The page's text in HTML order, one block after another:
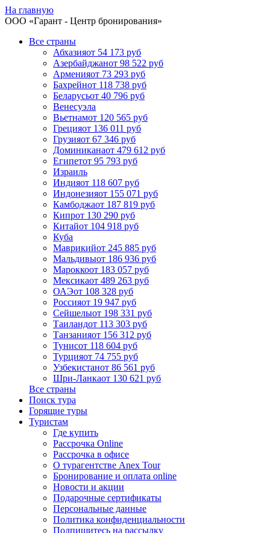
На главную
ООО «Гарант - Центр бронирования»
Все страны
Абхазияот 54 173 руб
Азербайджанот 98 522 руб
Арменияот 73 293 руб
Бахрейнот 118 738 руб
Беларусьот 40 796 руб
Венесуэла
Вьетнамот 120 565 руб
Грецияот 136 011 руб
Грузияот 67 346 руб
Доминиканаот 479 612 руб
Египетот 95 793 руб
Израиль
Индияот 118 607 руб
Индонезияот 155 071 руб
Камбоджаот 187 819 руб
Кипрот 130 290 руб
Китайот 104 918 руб
Куба
Маврикийот 245 885 руб
Мальдивыот 186 936 руб
Мароккоот 183 057 руб
Мексикаот 489 263 руб
ОАЭот 108 328 руб
Россияот 19 947 руб
Сейшелыот 198 331 руб
Таиландот 113 303 руб
Танзанияот 156 312 руб
Тунисот 118 604 руб
Турцияот 74 755 руб
Узбекистанот 86 561 руб
Шри-Ланкаот 130 621 руб
Все страны
Поиск тура
Горящие туры
Туристам
Где купить
Рассрочка Online
Рассрочка в офисе
О турагентстве Anex Tour
Бронирование и оплата online
Новости и акции
Подарочные сертификаты
Персональные данные
Политика конфиденциальности
Подпишитесь на рассылку